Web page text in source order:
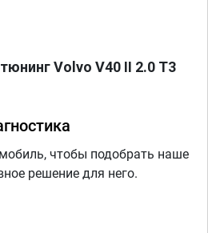
Volvo V40 II 2.0 T3
чтобы подобрать наше
решение для него.